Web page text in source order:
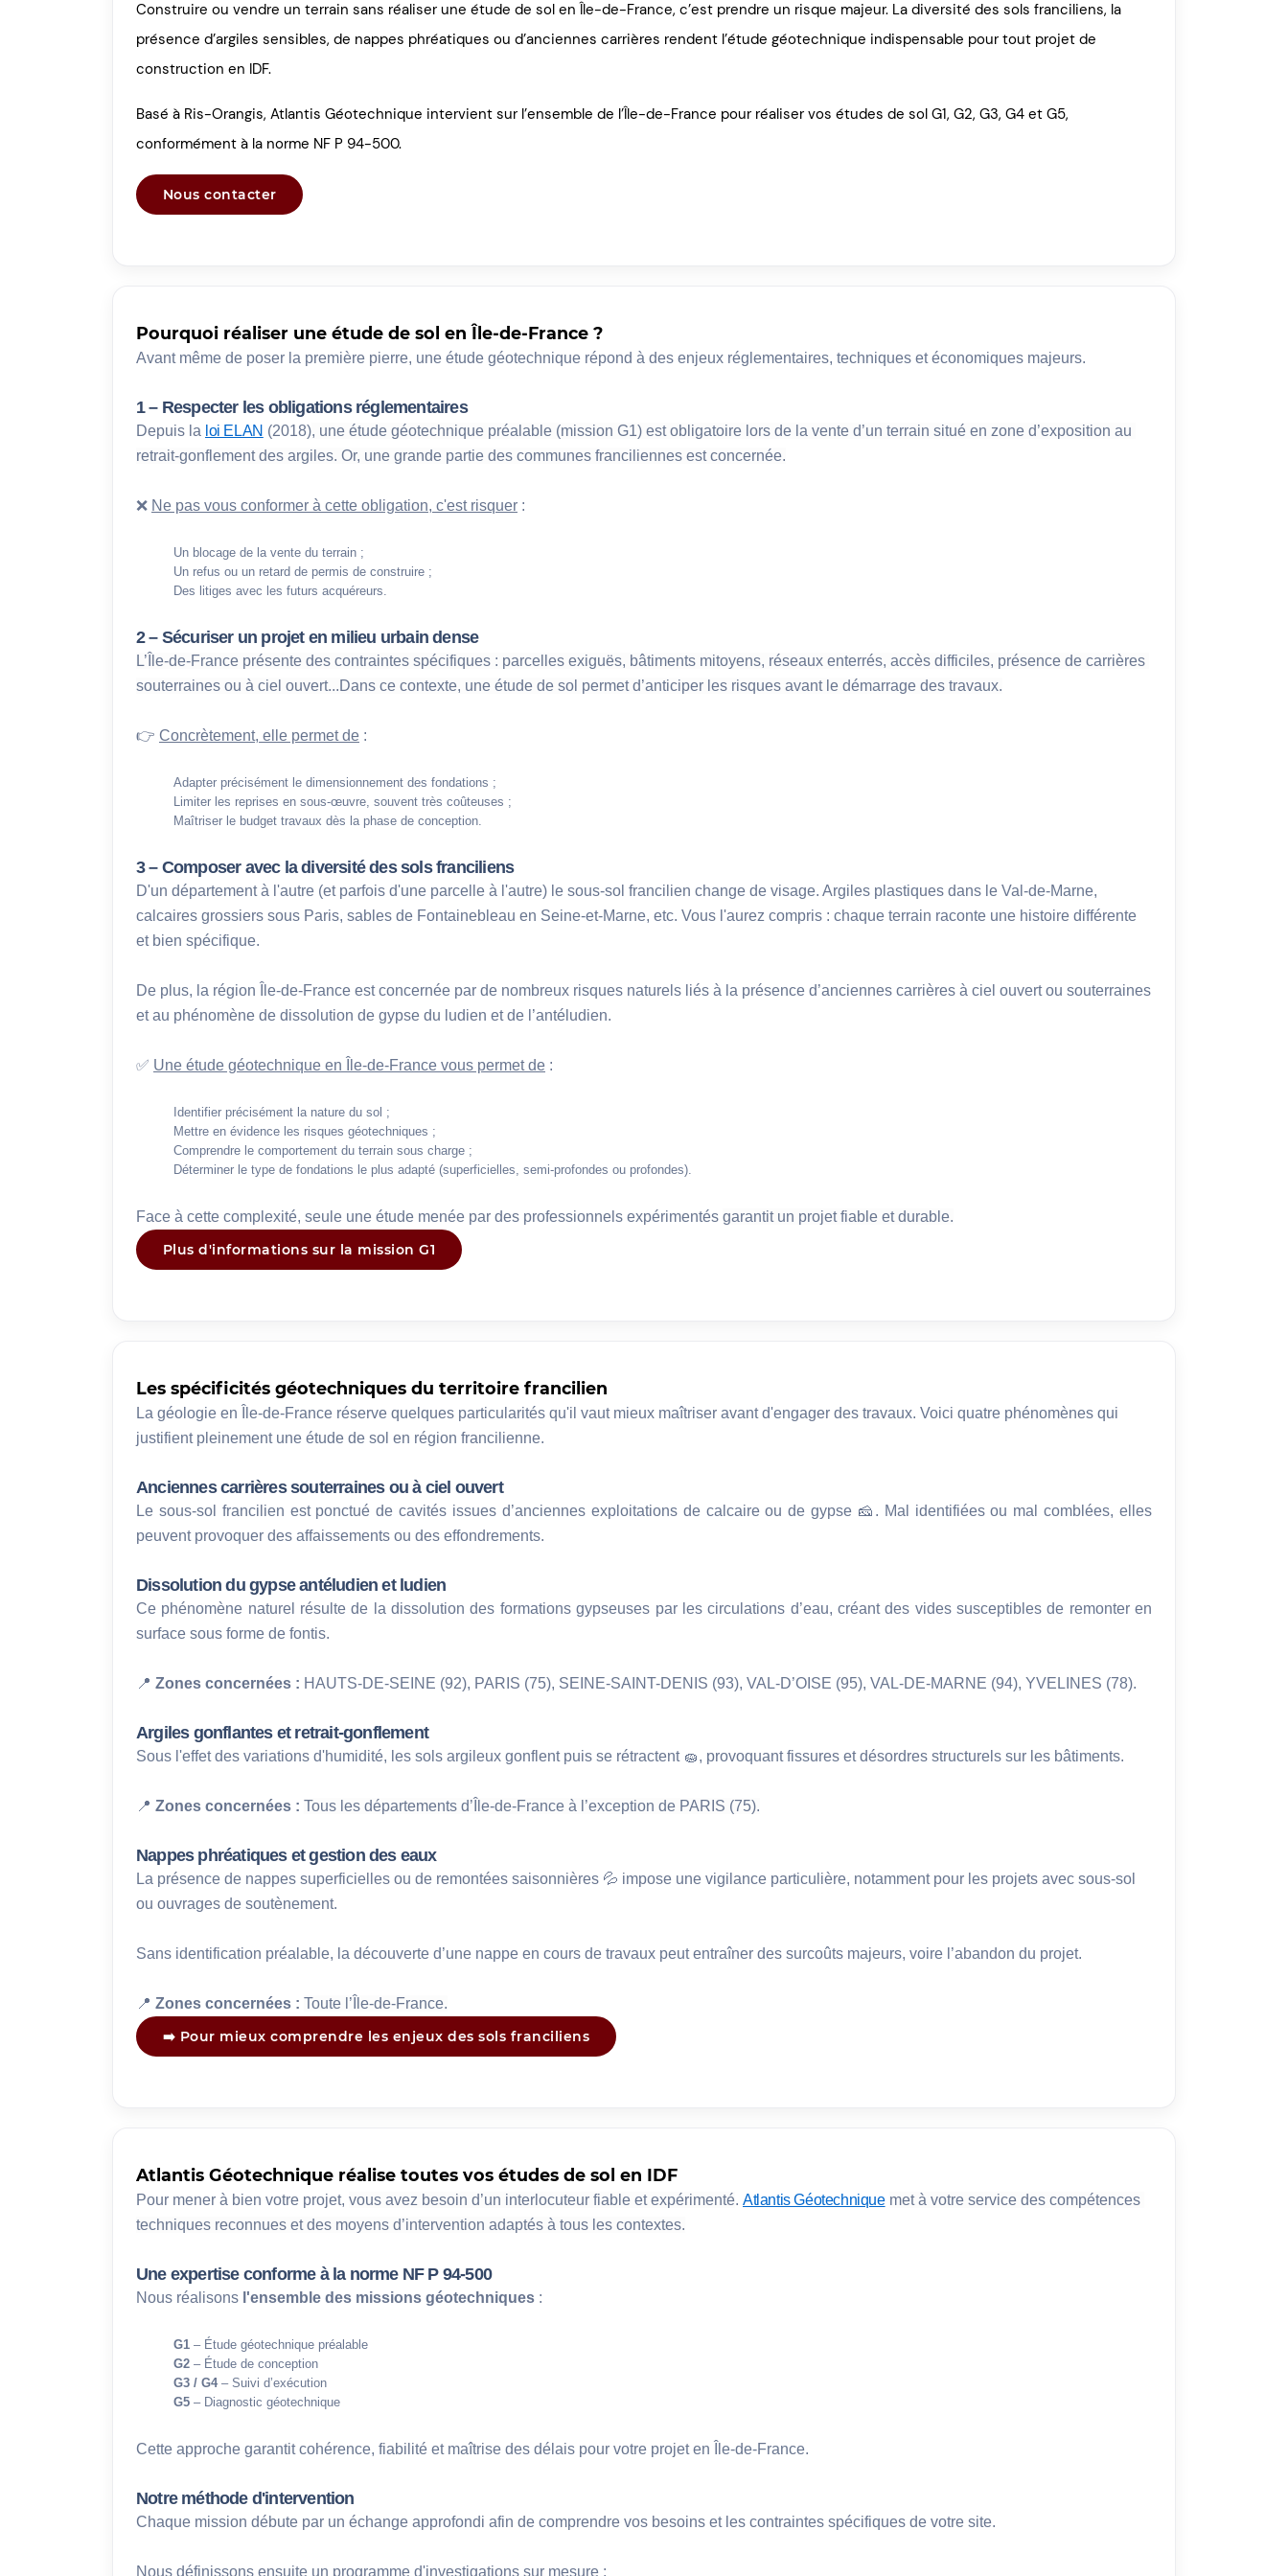
Construire ou vendre un terrain sans réaliser une étude de sol en Île-de-France, c’est prendre un risque majeur. La diversité des sols franciliens, la
présence d’argiles sensibles, de nappes phréatiques ou d’anciennes carrières rendent l’étude géotechnique indispensable pour tout projet de
construction en IDF.
Basé à Ris-Orangis, Atlantis Géotechnique intervient sur l’ensemble de l’Île-de-France pour réaliser vos études de sol G1, G2, G3, G4 et G5,
conformément à la norme NF P 94-500.
Nous contacter
Pourquoi réaliser une étude de sol en Île-de-France ?
Avant même de poser la première pierre, une étude géotechnique répond à des enjeux réglementaires, techniques et économiques majeurs.
1 – Respecter les obligations réglementaires
Depuis la loi ELAN (2018), une étude géotechnique préalable (mission G1) est obligatoire lors de la vente d’un terrain situé en zone d’exposition au
retrait-gonflement des argiles. Or, une grande partie des communes franciliennes est concernée.
❌ Ne pas vous conformer à cette obligation, c'est risquer :
Un blocage de la vente du terrain ;
Un refus ou un retard de permis de construire ;
Des litiges avec les futurs acquéreurs.
2 – Sécuriser un projet en milieu urbain dense
L’Île-de-France présente des contraintes spécifiques : parcelles exiguës, bâtiments mitoyens, réseaux enterrés, accès difficiles, présence de carrières
souterraines ou à ciel ouvert...Dans ce contexte, une étude de sol permet d’anticiper les risques avant le démarrage des travaux.
👉 Concrètement, elle permet de :
Adapter précisément le dimensionnement des fondations ;
Limiter les reprises en sous-œuvre, souvent très coûteuses ;
Maîtriser le budget travaux dès la phase de conception.
3 – Composer avec la diversité des sols franciliens
D'un département à l'autre (et parfois d'une parcelle à l'autre) le sous-sol francilien change de visage. Argiles plastiques dans le Val-de-Marne,
calcaires grossiers sous Paris, sables de Fontainebleau en Seine-et-Marne, etc. Vous l'aurez compris : chaque terrain raconte une histoire différente
et bien spécifique.
De plus, la région Île-de-France est concernée par de nombreux risques naturels liés à la présence d’anciennes carrières à ciel ouvert ou souterraines
et au phénomène de dissolution de gypse du ludien et de l’antéludien.
✅ Une étude géotechnique en Île-de-France vous permet de :
Identifier précisément la nature du sol ;
Mettre en évidence les risques géotechniques ;
Comprendre le comportement du terrain sous charge ;
Déterminer le type de fondations le plus adapté (superficielles, semi-profondes ou profondes).
Face à cette complexité, seule une étude menée par des professionnels expérimentés garantit un projet fiable et durable.
Plus d'informations sur la mission G1
Les spécificités géotechniques du territoire francilien
La géologie en Île-de-France réserve quelques particularités qu'il vaut mieux maîtriser avant d'engager des travaux. Voici quatre phénomènes qui
justifient pleinement une étude de sol en région francilienne.
Anciennes carrières souterraines ou à ciel ouvert
Le sous-sol francilien est ponctué de cavités issues d’anciennes exploitations de calcaire ou de gypse 🧀. Mal identifiées ou mal comblées, elles
peuvent provoquer des affaissements ou des effondrements.
Dissolution du gypse antéludien et ludien
Ce phénomène naturel résulte de la dissolution des formations gypseuses par les circulations d’eau, créant des vides susceptibles de remonter en
surface sous forme de fontis.
📍 Zones concernées : HAUTS-DE-SEINE (92), PARIS (75), SEINE-SAINT-DENIS (93), VAL-D’OISE (95), VAL-DE-MARNE (94), YVELINES (78).
Argiles gonflantes et retrait-gonflement
Sous l'effet des variations d'humidité, les sols argileux gonflent puis se rétractent 🧽, provoquant fissures et désordres structurels sur les bâtiments.
📍 Zones concernées : Tous les départements d’Île-de-France à l’exception de PARIS (75).
Nappes phréatiques et gestion des eaux
La présence de nappes superficielles ou de remontées saisonnières 💦 impose une vigilance particulière, notamment pour les projets avec sous-sol
ou ouvrages de soutènement.
Sans identification préalable, la découverte d’une nappe en cours de travaux peut entraîner des surcoûts majeurs, voire l’abandon du projet.
📍 Zones concernées : Toute l’Île-de-France.
➡️ Pour mieux comprendre les enjeux des sols franciliens
Atlantis Géotechnique réalise toutes vos études de sol en IDF
Pour mener à bien votre projet, vous avez besoin d’un interlocuteur fiable et expérimenté. Atlantis Géotechnique met à votre service des compétences
techniques reconnues et des moyens d’intervention adaptés à tous les contextes.
Une expertise conforme à la norme NF P 94-500
Nous réalisons l'ensemble des missions géotechniques :
G1 – Étude géotechnique préalable
G2 – Étude de conception
G3 / G4 – Suivi d’exécution
G5 – Diagnostic géotechnique
Cette approche garantit cohérence, fiabilité et maîtrise des délais pour votre projet en Île-de-France.
Notre méthode d'intervention
Chaque mission débute par un échange approfondi afin de comprendre vos besoins et les contraintes spécifiques de votre site.
Nous définissons ensuite un programme d'investigations sur mesure :